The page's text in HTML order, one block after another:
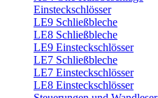
Einsteckschlösser
LE9 Schließbleche
LE8 Schließbleche
LE9 Einsteckschlösser
LE7 Schließbleche
LE7 Einsteckschlösser
LE8 Einsteckschlösser